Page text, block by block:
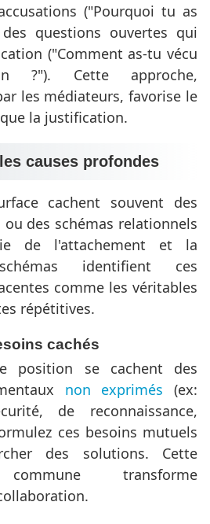
("Pourquoi tu as
questions ouvertes qui
("Comment as-tu vécu
?"). Cette approche,
les médiateurs, favorise le
la justification.
causes profondes
cachent souvent des
des schémas relationnels
de l'attachement et la
identifient ces
comme les véritables
répétitives.
cachés
position se cachent des
non exprimés (ex:
de reconnaissance,
ces besoins mutuels
des solutions. Cette
transforme